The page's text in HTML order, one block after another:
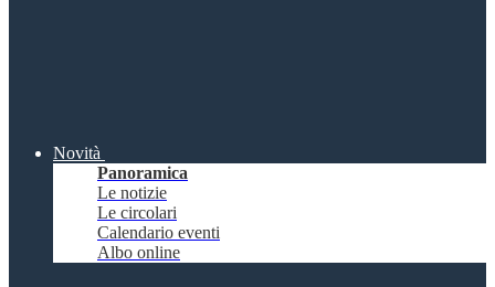
Novità
Panoramica
Le notizie
Le circolari
Calendario eventi
Albo online